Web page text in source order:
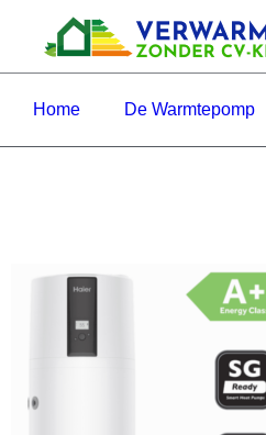
Home De Warmtepomp